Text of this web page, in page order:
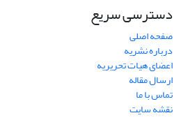
دسترسی سریع
صفحه اصلی
درباره نشریه
اعضای هیات تحریریه
ارسال مقاله
تماس با ما
نقشه سایت